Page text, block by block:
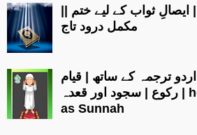
ثواب کے لیے ختم ||
مکمل درود تاج
ترجمہ کے ساتھ | قیام
| رکوع | سجود اور قعدہ how to offer prayer
as Sunnah